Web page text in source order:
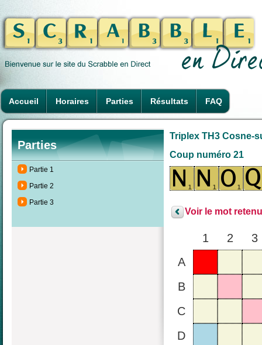
Accueil Horaires Parties Résultats FAQ
Parties
Partie 1
Partie 2
Partie 3
Triplex TH3 Cosne-
Coup numéro 21
Voir le mot
1 2
3
A
B
C
D